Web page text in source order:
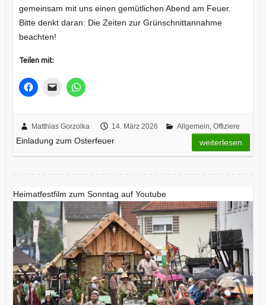
gemeinsam mit uns einen gemütlichen Abend am Feuer.
Bitte denkt daran: Die Zeiten zur Grünschnittannahme
beachten!
Teilen mit:
Matthias Gorzolka 14. März 2026 Allgemein, Offiziere
Einladung zum Osterfeuer weiterlesen
Heimatfestfilm zum Sonntag auf Youtube